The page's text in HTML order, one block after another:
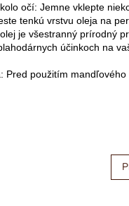
očí: Jemne vklepte
tenkú vrstvu oleja na
je všestranný prírodný
účinkoch na
Pred použitím